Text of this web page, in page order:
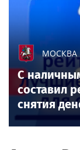
МОСКВА
С
составил
снятия